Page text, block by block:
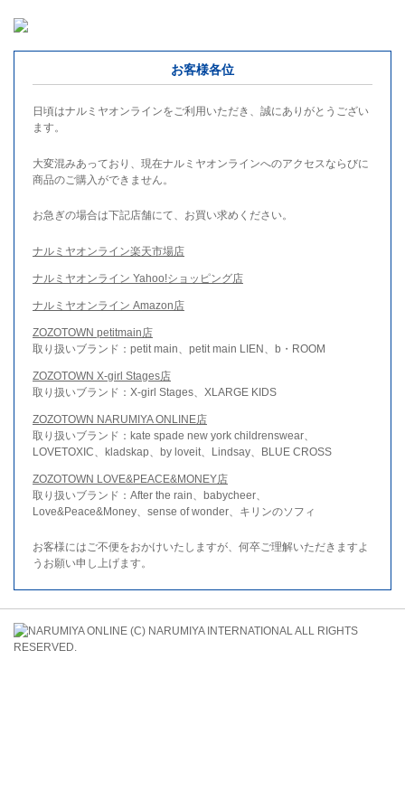
お客様各位
日頃はナルミヤオンラインをご利用いただき、誠にありがとうござい
ます。
大変混みあっており、現在ナルミヤオンラインへのアクセスならびに
商品のご購入ができません。
お急ぎの場合は下記店舗にて、お買い求めください。
ナルミヤオンライン楽天市場店
ナルミヤオンライン Yahoo!ショッピング店
ナルミヤオンライン Amazon店
ZOZOTOWN petitmain店
取り扱いブランド：petit main、petit main LIEN、b・ROOM
ZOZOTOWN X-girl Stages店
取り扱いブランド：X-girl Stages、XLARGE KIDS
ZOZOTOWN NARUMIYA ONLINE店
取り扱いブランド：kate spade new york childrenswear、
LOVETOXIC、kladskap、by loveit、Lindsay、BLUE CROSS
ZOZOTOWN LOVE&PEACE&MONEY店
取り扱いブランド：After the rain、babycheer、
Love&Peace&Money、sense of wonder、キリンのソフィ
お客様にはご不便をおかけいたしますが、何卒ご理解いただきますよ
うお願い申し上げます。